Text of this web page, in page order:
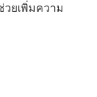
วยเพิ่มความ